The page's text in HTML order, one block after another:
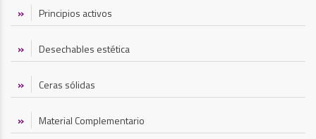
Principios activos
Desechables estética
Ceras sólidas
Material Complementario